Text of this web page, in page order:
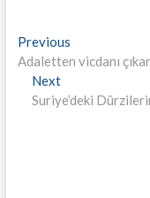
Yazı
gezinmesi
PreviousPrevious
post:
Adaletten vicdanı
NextNext
post:
Suriye’deki